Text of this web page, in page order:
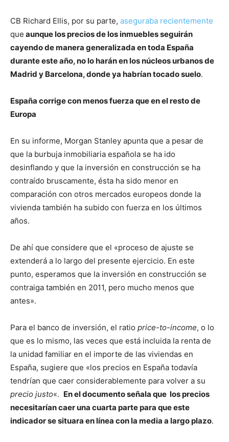
CB Richard Ellis, por su parte, aseguraba recientemente
que aunque los precios de los inmuebles seguirán
cayendo de manera generalizada en toda España
durante este año, no lo harán en los núcleos urbanos de
Madrid y Barcelona, donde ya habrían tocado suelo.
España corrige con menos fuerza que en el resto de
Europa
En su informe, Morgan Stanley apunta que a pesar de
que la burbuja inmobiliaria española se ha ido
desinflando y que la inversión en construcción se ha
contraído bruscamente, ésta ha sido menor en
comparación con otros mercados europeos donde la
vivienda también ha subido con fuerza en los últimos
años.
De ahí que considere que el «proceso de ajuste se
extenderá a lo largo del presente ejercicio. En este
punto, esperamos que la inversión en construcción se
contraiga también en 2011, pero mucho menos que
antes».
Para el banco de inversión, el ratio price-to-income, o lo
que es lo mismo, las veces que está incluida la renta de
la unidad familiar en el importe de las viviendas en
España, sugiere que «los precios en España todavía
tendrían que caer considerablemente para volver a su
precio justo«. En el documento señala que los precios
necesitarían caer una cuarta parte para que este
indicador se situara en línea con la media a largo plazo.